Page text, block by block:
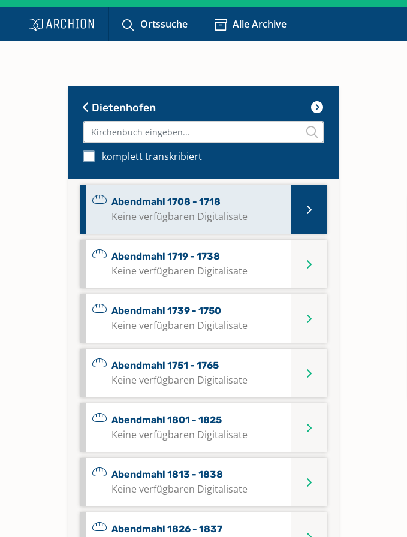
Ortssuche Alle Archive
Dietenhofen
komplett transkribiert
Abendmahl 1708 - 1718
Keine verfügbaren Digitalisate
Abendmahl 1719 - 1738
Keine verfügbaren Digitalisate
Abendmahl 1739 - 1750
Keine verfügbaren Digitalisate
Abendmahl 1751 - 1765
Keine verfügbaren Digitalisate
Abendmahl 1801 - 1825
Keine verfügbaren Digitalisate
Abendmahl 1813 - 1838
Keine verfügbaren Digitalisate
Abendmahl 1826 - 1837